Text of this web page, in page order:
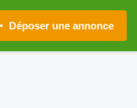
Déposer une annonce